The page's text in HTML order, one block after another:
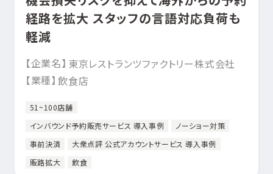
経路を拡大 スタッフの言語対応負荷も
軽減
【企業名】 東京レストランツファクトリー株式会社
【業種】 飲食店
51~100店舗
インバウンド予約販売サービス 導入事例
ノーショー対策
事前決済
大衆点評 公式アカウントサービス 導入事例
販路拡大
飲食